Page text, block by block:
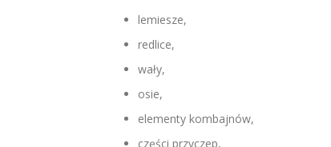
lemiesze,
redlice,
wały,
osie,
elementy kombajnów,
części przyczep,